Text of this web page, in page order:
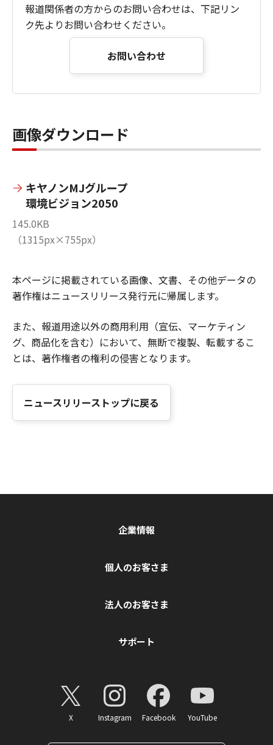
報道関係者の方からのお問い合わせは、下記リン
ク先よりお問い合わせください。
お問い合わせ
画像ダウンロード
キヤノンMJグループ
環境ビジョン2050
145.0KB
（1315px×755px）
本ページに掲載されている画像、文書、その他データの
著作権はニュースリリース発行元に帰属します。
また、報道用途以外の商用利用（宣伝、マーケティン
グ、商品化を含む）において、無断で複製、転載するこ
とは、著作権者の権利の侵害となります。
ニュースリリーストップに戻る
企業情報
個人のお客さま
法人のお客さま
サポート
X Instagram Facebook YouTube